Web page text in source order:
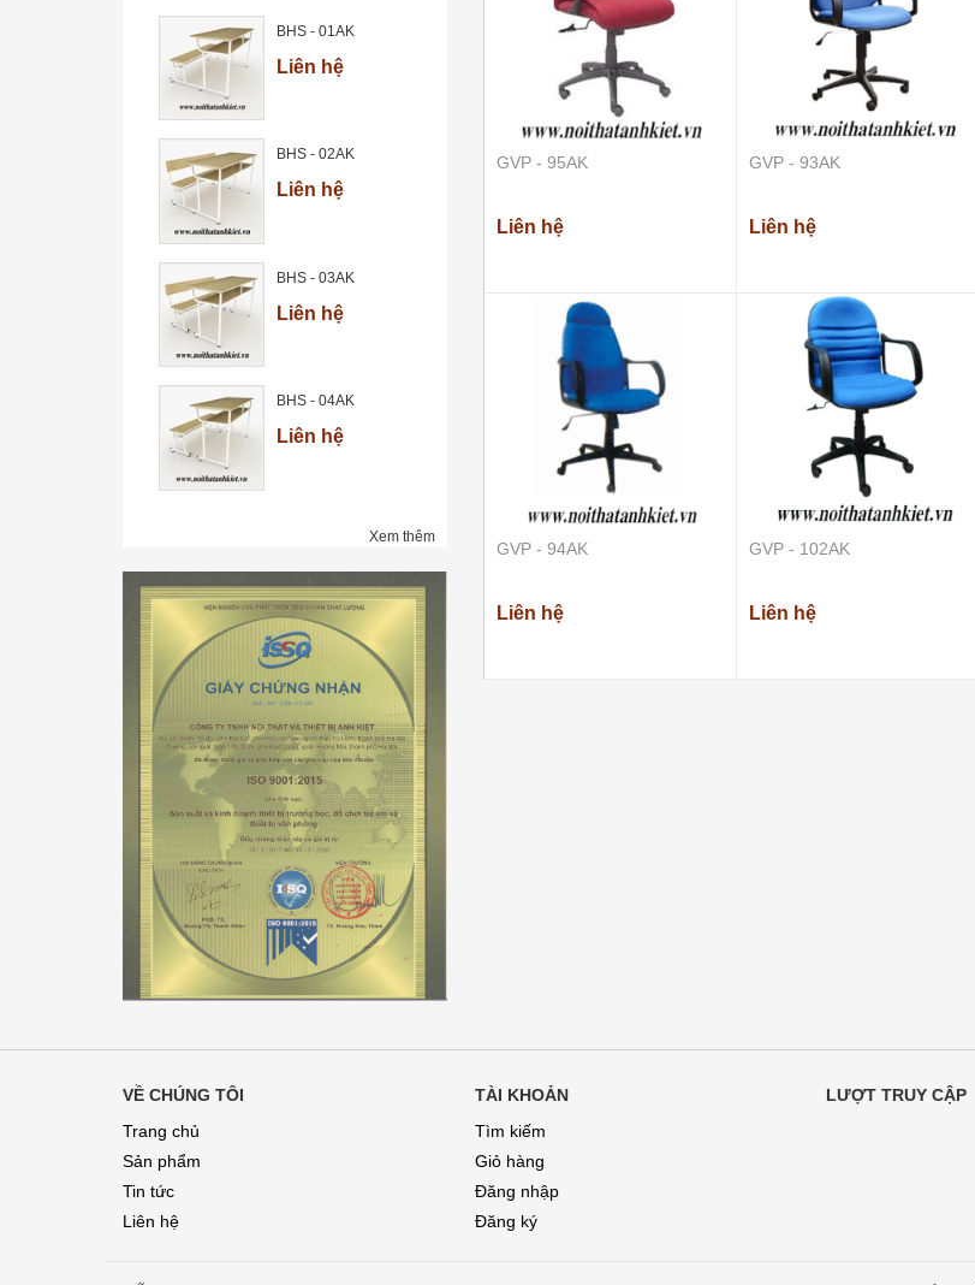
BHS - 01AK
Liên hệ
BHS - 02AK
Liên hệ
BHS - 03AK
Liên hệ
BHS - 04AK
Liên hệ
BHS - 05AK
Liên hệ
Liên hệ
BGV - 08AK
Liên hệ
Xem thêm
GVP - 95AK
Liên hệ
GVP - 93AK
Liên hệ
GVP - 94AK
Liên hệ
GVP - 102AK
Liên hệ
VỀ CHÚNG TÔI
Trang chủ
Sản phẩm
Tin tức
Liên hệ
TÀI KHOẢN
Tìm kiếm
Giỏ hàng
Đăng nhập
Đăng ký
LƯỢT TRUY CẬP